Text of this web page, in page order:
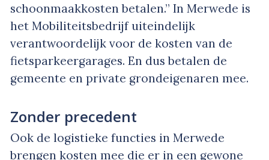
schoonmaakkosten betalen.” In Merwede is
het Mobiliteitsbedrijf uiteindelijk
verantwoordelijk voor de kosten van de
fietsparkeergarages. En dus betalen de
gemeente en private grondeigenaren mee.
Zonder precedent
Ook de logistieke functies in Merwede
brengen kosten mee die er in een gewone